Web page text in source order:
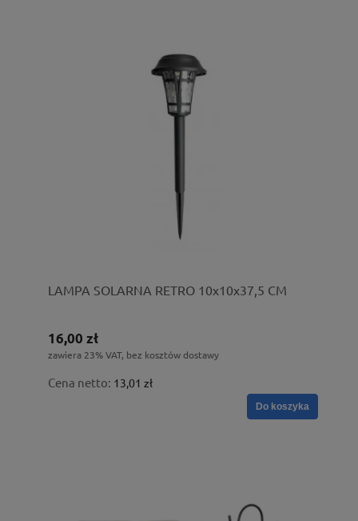
LAMPA SOLARNA RETRO 10x10x37,5 CM
16,00 zł
zawiera 23% VAT, bez kosztów dostawy
Cena netto: 13,01 zł
Do koszyka